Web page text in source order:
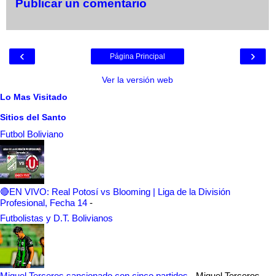
Publicar un comentario
‹ ›
Página Principal
Ver la versión web
Lo Mas Visitado
Sitios del Santo
Futbol Boliviano
🔴EN VIVO: Real Potosí vs Blooming | Liga de la División
Profesional, Fecha 14 -
Futbolistas y D.T. Bolivianos